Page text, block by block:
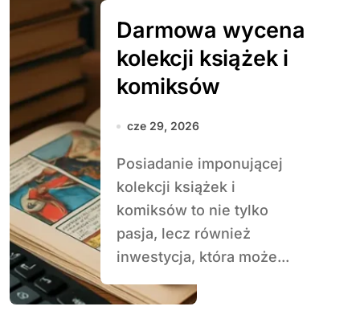
Darmowa wycena
kolekcji książek i
komiksów
cze 29, 2026
Posiadanie imponującej
kolekcji książek i
komiksów to nie tylko
pasja, lecz również
inwestycja, która może...